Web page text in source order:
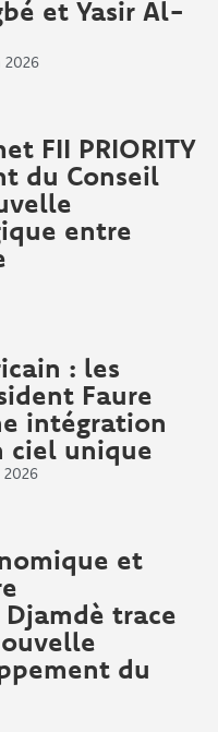
et Yasir Al-
2026
FII PRIORITY
du Conseil
entre
: les
Faure
intégration
ciel unique
2026
et
trace
du